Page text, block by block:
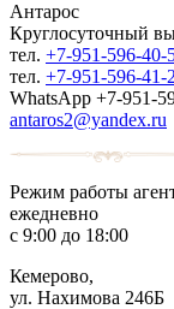
Антарос
Круглосуточный
тел. +7-951-596-40-
тел. +7-951-596-41-
WhatsApp +7-951-
antaros2@yandex.ru
Режим работы
ежедневно
с 9:00 до 18:00
Кемерово,
ул. Нахимова 246Б